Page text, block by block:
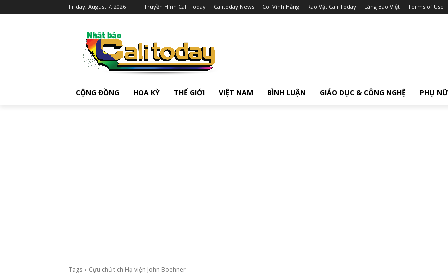
Friday, August 7, 2026 Truyền Hình Cali Today Calitoday News Cõi Vĩnh Hằng Rao Vặt Cali Today Làng Báo Việt Terms of Use
CỘNG ĐỒNG HOA KỲ THẾ GIỚI VIỆT NAM BÌNH LUẬN GIÁO DỤC & CÔNG NGHỆ PHỤ NỮ
Tags Cựu chủ tịch Hạ viện John Boehner